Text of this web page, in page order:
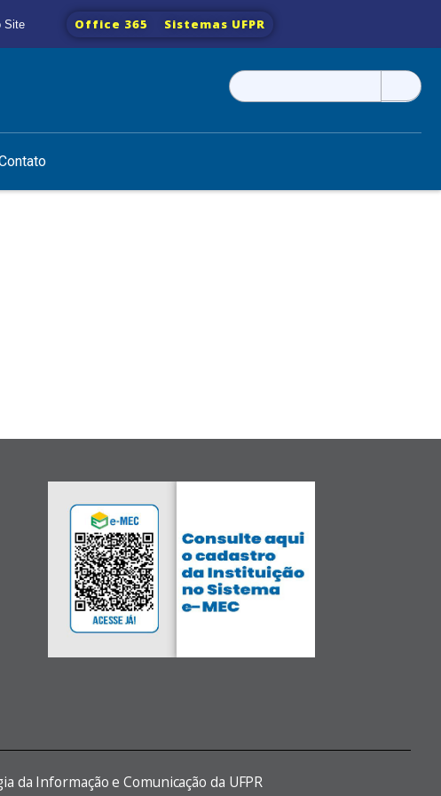
Site Office 365 Sistemas UFPR
Pesquisar
por:
da Informação e Comunicação da UFPR